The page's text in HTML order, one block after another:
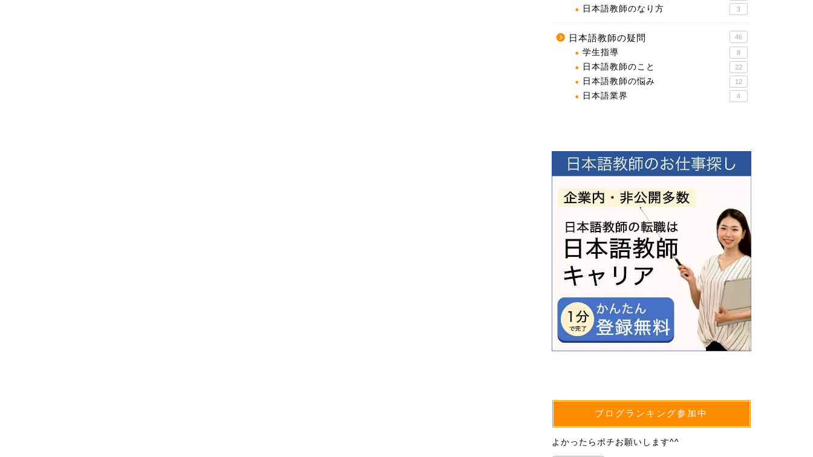
日本語教師のなり方 3
日本語教師の疑問 46
学生指導 8
日本語教師のこと 22
日本語教師の悩み 12
日本語業界 4
ブログランキング参加中
よかったらポチお願いします^^